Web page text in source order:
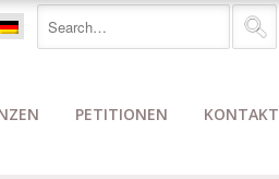
PETITIONEN KONTAKT